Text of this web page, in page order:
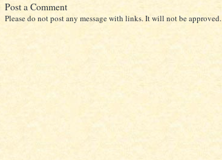
Post a Comment
Please do not post any message with links. It will not be approved.